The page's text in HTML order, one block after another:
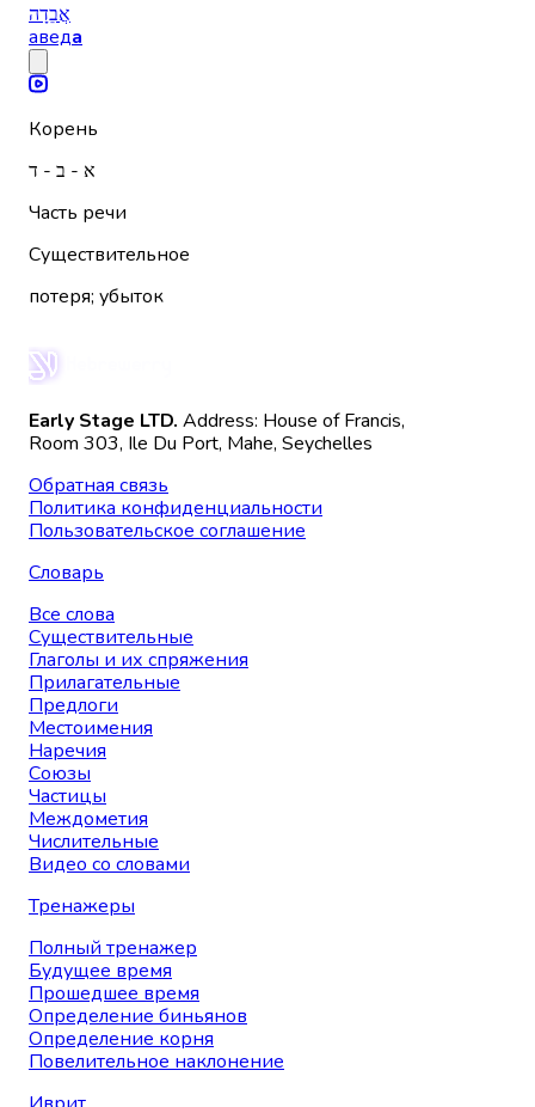
אֲבֵדָה
аведа
Корень
א - ב - ד
Часть речи
Существительное
потеря; убыток
Early Stage LTD. Address: House of Francis,
Room 303, Ile Du Port, Mahe, Seychelles
Обратная связь
Политика конфиденциальности
Пользовательское соглашение
Словарь
Все слова
Существительные
Глаголы и их спряжения
Прилагательные
Предлоги
Местоимения
Наречия
Союзы
Частицы
Междометия
Числительные
Видео со словами
Тренажеры
Полный тренажер
Будущее время
Прошедшее время
Определение биньянов
Определение корня
Повелительное наклонение